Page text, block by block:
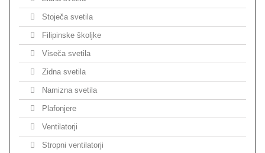
Stoječa svetila
Filipinske školjke
Viseča svetila
Zidna svetila
Namizna svetila
Plafonjere
Ventilatorji
Stropni ventilatorji